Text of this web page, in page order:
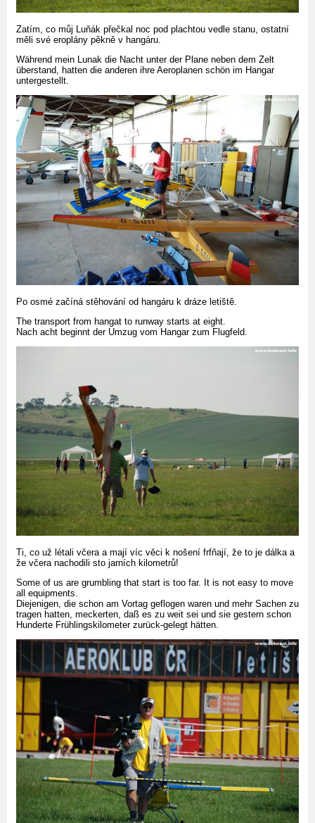
Zatím, co můj Luňák přečkal noc pod plachtou vedle stanu, ostatní
měli své eroplány pěkně v hangáru.
Während mein Lunak die Nacht unter der Plane neben dem Zelt
überstand, hatten die anderen ihre Aeroplanen schön im Hangar
untergestellt.
Po osmé začíná stěhování od hangáru k dráze letiště.
The transport from hangat to runway starts at eight.
Nach acht beginnt der Umzug vom Hangar zum Flugfeld.
Ti, co už létali včera a mají víc věci k nošení frfňají, že to je dálka a
že včera nachodili sto jarních kilometrů!
Some of us are grumbling that start is too far. It is not easy to move
all equipments.
Diejenigen, die schon am Vortag geflogen waren und mehr Sachen zu
tragen hatten, meckerten, daß es zu weit sei und sie gestern schon
Hunderte Frühlingskilometer zurück-gelegt hätten.